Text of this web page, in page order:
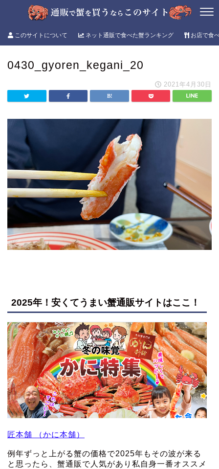
このサイトについて ネット通販で食べた蟹ランキング お店で食
0430_gyoren_kegani_20
2021年4月30日
2025年！安くてうまい蟹通販サイトはここ！
匠本舗 （かに本舗）
例年ずっと上がる蟹の価格で2025年もその波が来る
と思ったら、蟹通販で人気があり私自身一番オススメ